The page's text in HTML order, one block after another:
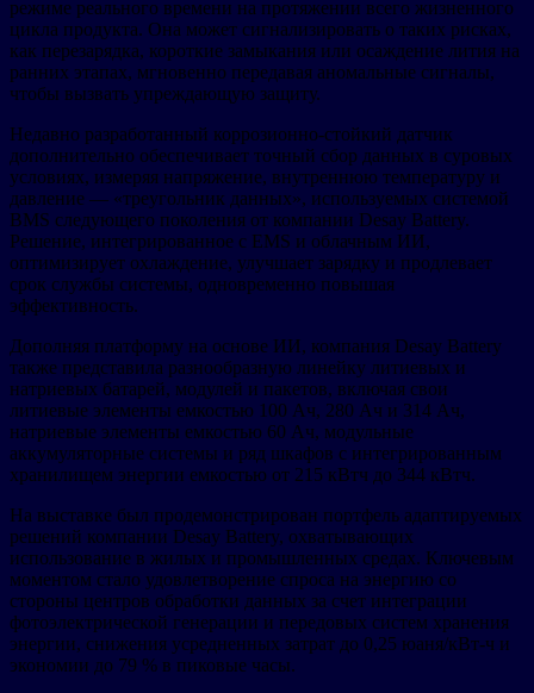
режиме реального времени на протяжении всего жизненного
цикла продукта. Она может сигнализировать о таких рисках,
как перезарядка, короткие замыкания или осаждение лития на
ранних этапах, мгновенно передавая аномальные сигналы,
чтобы вызвать упреждающую защиту.
Недавно разработанный коррозионно-стойкий датчик
дополнительно обеспечивает точный сбор данных в суровых
условиях, измеряя напряжение, внутреннюю температуру и
давление — «треугольник данных», используемых системой
BMS следующего поколения от компании Desay Battery.
Решение, интегрированное с EMS и облачным ИИ,
оптимизирует охлаждение, улучшает зарядку и продлевает
срок службы системы, одновременно повышая
эффективность.
Дополняя платформу на основе ИИ, компания Desay Battery
также представила разнообразную линейку литиевых и
натриевых батарей, модулей и пакетов, включая свои
литиевые элементы емкостью 100 Ач, 280 Ач и 314 Ач,
натриевые элементы емкостью 60 Ач, модульные
аккумуляторные системы и ряд шкафов с интегрированным
хранилищем энергии емкостью от 215 кВтч до 344 кВтч.
На выставке был продемонстрирован портфель адаптируемых
решений компании Desay Battery, охватывающих
использование в жилых и промышленных средах. Ключевым
моментом стало удовлетворение спроса на энергию со
стороны центров обработки данных за счет интеграции
фотоэлектрической генерации и передовых систем хранения
энергии, снижения усредненных затрат до 0,25 юаня/кВт-ч и
экономии до 79 % в пиковые часы.